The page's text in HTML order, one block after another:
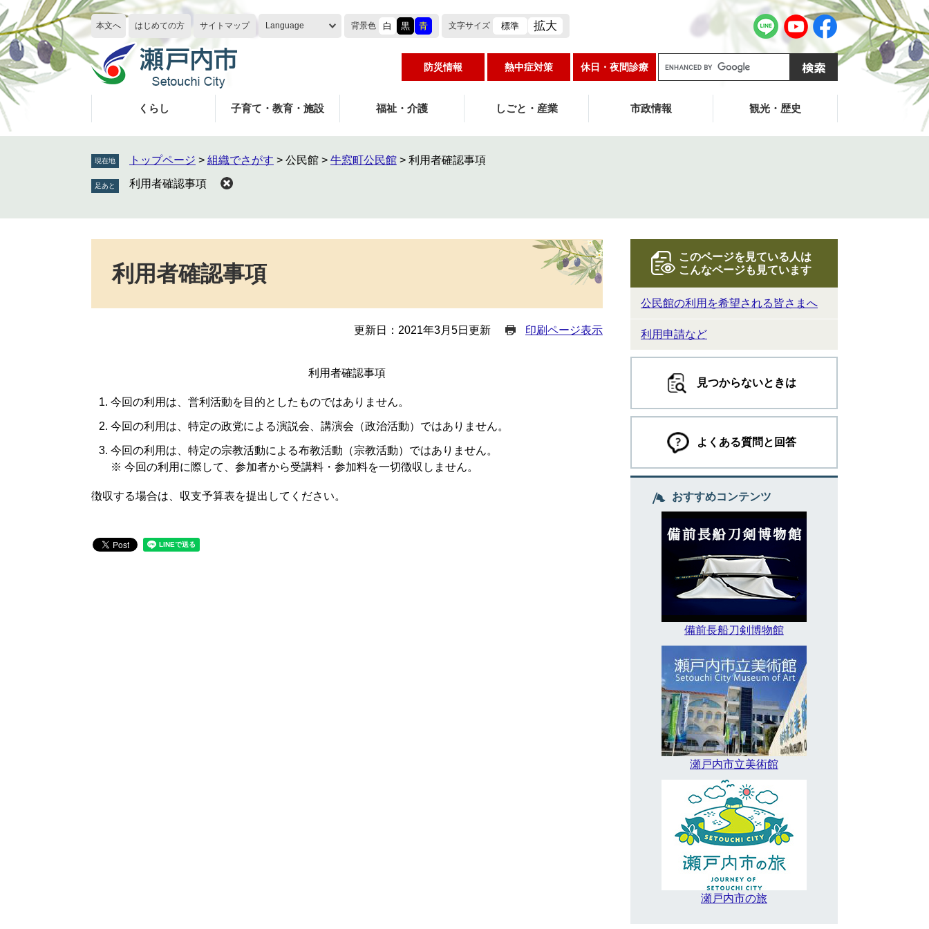
ペ
ー
ジ
の
先
頭
で
す
メ
ニ
ュ
ー
を
飛
ば
し
本文へ はじめての方 サイトマップ Language 背景色 白 黒 青 文字サイズ 標準 拡大
防災情報 熱中症対策 休日・夜間診療
g
e
くらし 子育て・教育・施設 福祉・介護 しごと・産業 市政情報 観光・歴史
現在地 トップページ > 組織でさがす > 公民館 > 牛窓町公民館 > 利用者確認事項
利用者確認事項
利用者確認事項
更新日：2021年3月5日更新 印刷ページ表示
利用者確認事項
今回の利用は、営利活動を目的としたものではありません。
今回の利用は、特定の政党による演説会、講演会（政治活動）ではありません。
今回の利用は、特定の宗教活動による布教活動（宗教活動）ではありません。
※ 今回の利用に際して、参加者から受講料・参加料を一切徴収しません。
徴収する場合は、収支予算表を提出してください。
このページを見ている人は
こんなページも見ています
公民館の利用を希望される皆さまへ
利用申請など
見つからないときは
よくある質問と回答
おすすめコンテンツ
備前長船刀剣博物館
瀬戸内市立美術館
瀬戸内市の旅